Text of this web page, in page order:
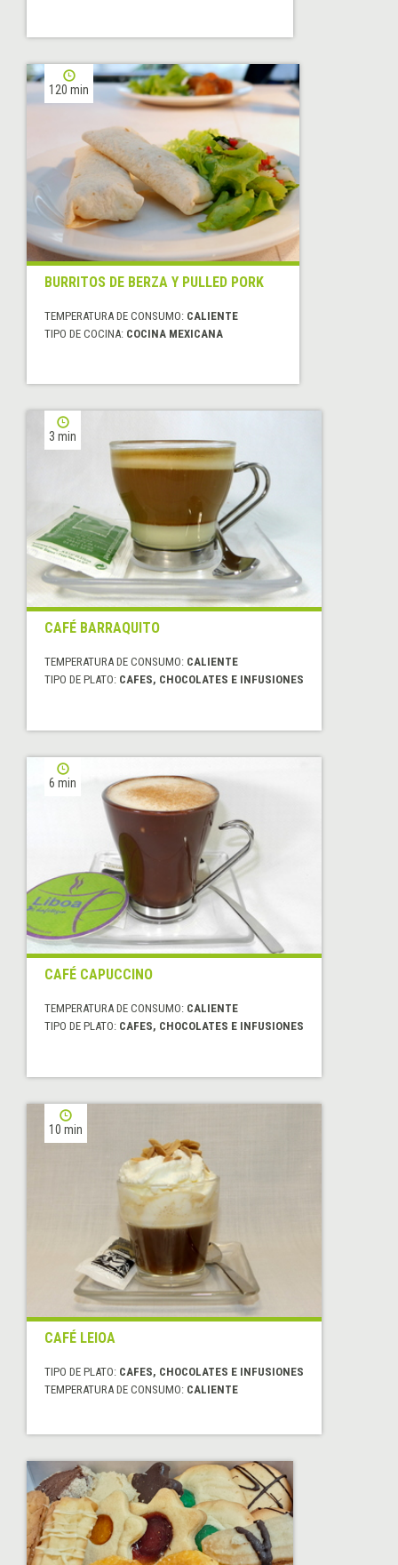
120 min
BURRITOS DE BERZA Y PULLED PORK
TEMPERATURA DE CONSUMO: CALIENTE
TIPO DE COCINA: COCINA MEXICANA
3 min
CAFÉ BARRAQUITO
TEMPERATURA DE CONSUMO: CALIENTE
TIPO DE PLATO: CAFES, CHOCOLATES E INFUSIONES
6 min
CAFÉ CAPUCCINO
TEMPERATURA DE CONSUMO: CALIENTE
TIPO DE PLATO: CAFES, CHOCOLATES E INFUSIONES
10 min
CAFÉ LEIOA
TIPO DE PLATO: CAFES, CHOCOLATES E INFUSIONES
TEMPERATURA DE CONSUMO: CALIENTE